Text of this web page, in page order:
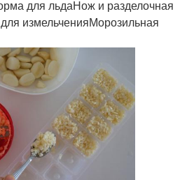
для льдаНож и разделочная
измельченияМорозильная